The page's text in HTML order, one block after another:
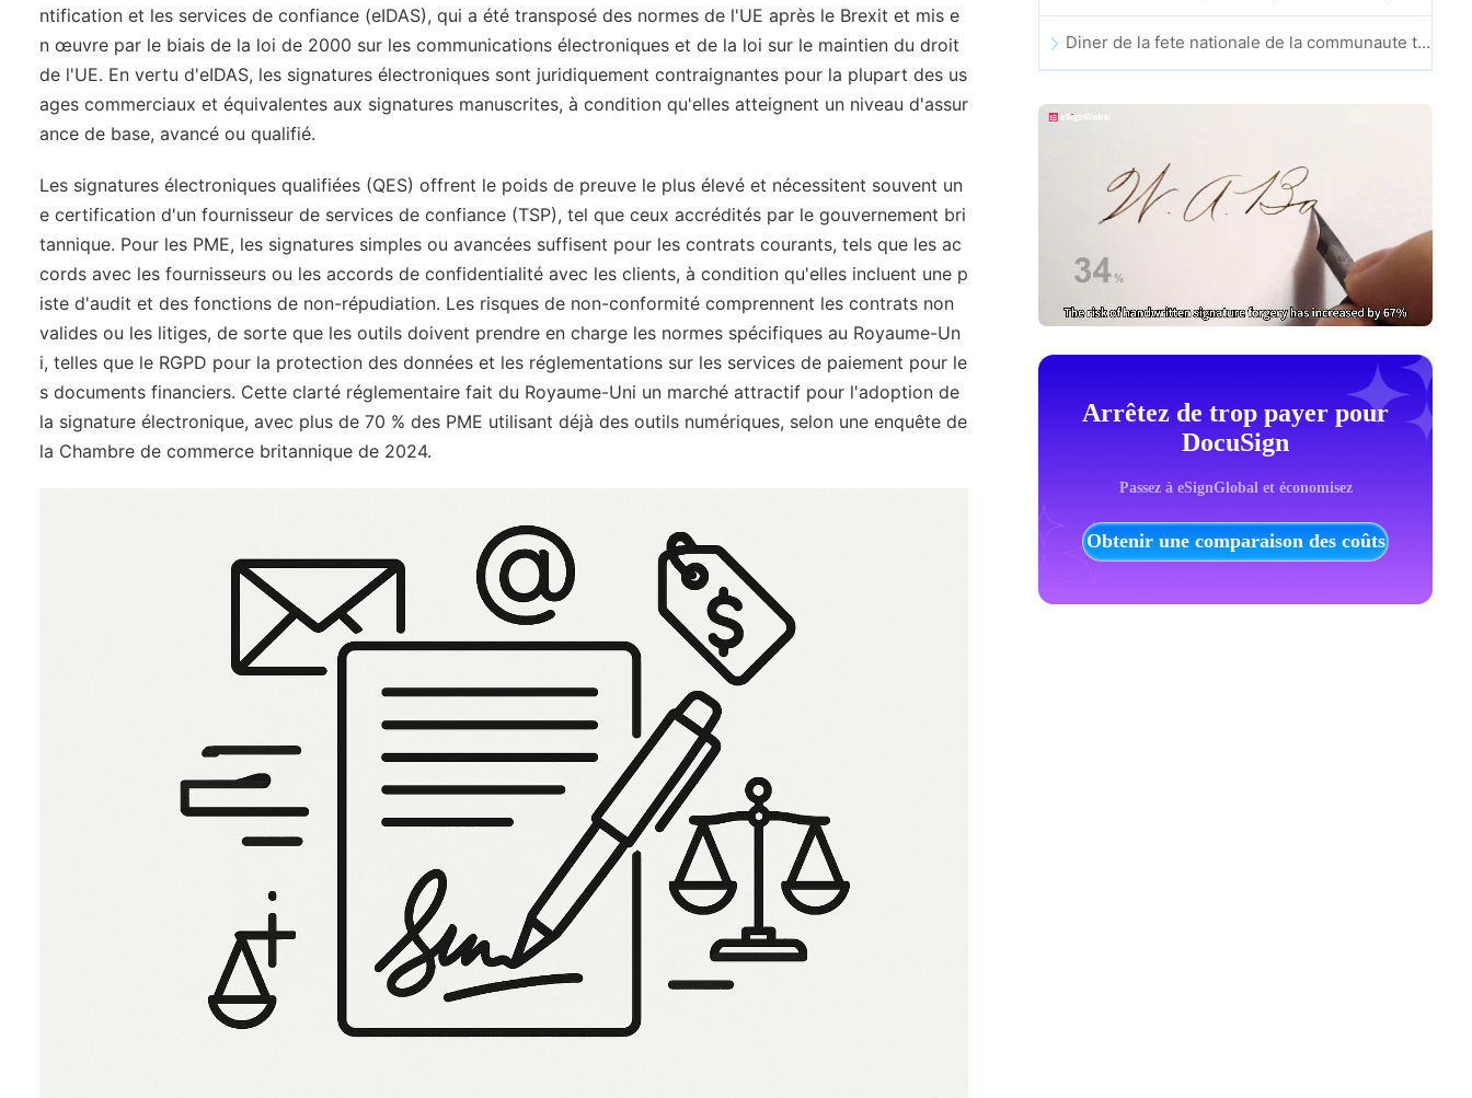
ntification et les services de confiance (eIDAS), qui a été transposé des normes de l'UE après le Brexit et mis e
n œuvre par le biais de la loi de 2000 sur les communications électroniques et de la loi sur le maintien du droit
de l'UE. En vertu d'eIDAS, les signatures électroniques sont juridiquement contraignantes pour la plupart des us
ages commerciaux et équivalentes aux signatures manuscrites, à condition qu'elles atteignent un niveau d'assur
ance de base, avancé ou qualifié.
Les signatures électroniques qualifiées (QES) offrent le poids de preuve le plus élevé et nécessitent souvent un
e certification d'un fournisseur de services de confiance (TSP), tel que ceux accrédités par le gouvernement bri
tannique. Pour les PME, les signatures simples ou avancées suffisent pour les contrats courants, tels que les ac
cords avec les fournisseurs ou les accords de confidentialité avec les clients, à condition qu'elles incluent une p
iste d'audit et des fonctions de non-répudiation. Les risques de non-conformité comprennent les contrats non
valides ou les litiges, de sorte que les outils doivent prendre en charge les normes spécifiques au Royaume-Un
i, telles que le RGPD pour la protection des données et les réglementations sur les services de paiement pour le
s documents financiers. Cette clarté réglementaire fait du Royaume-Uni un marché attractif pour l'adoption de
la signature électronique, avec plus de 70 % des PME utilisant déjà des outils numériques, selon une enquête de
la Chambre de commerce britannique de 2024.
Diner de la fete nationale de la communaute technologique et de l’innovation de Hong Kong
Arrêtez de trop payer pour
DocuSign
Passez à eSignGlobal et économisez
Obtenir une comparaison des coûts